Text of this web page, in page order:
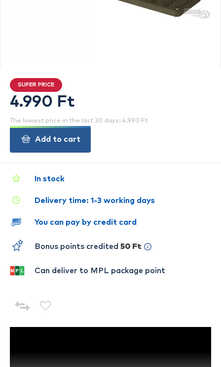
In stock
Delivery time: 1-3 working days
You can pay by credit card
Bonus points credited 50 Ft
Can deliver to MPL package point
SUPER PRICE
4.990 Ft
The lowest price in the last 30 days: 4.990 Ft
Add to cart